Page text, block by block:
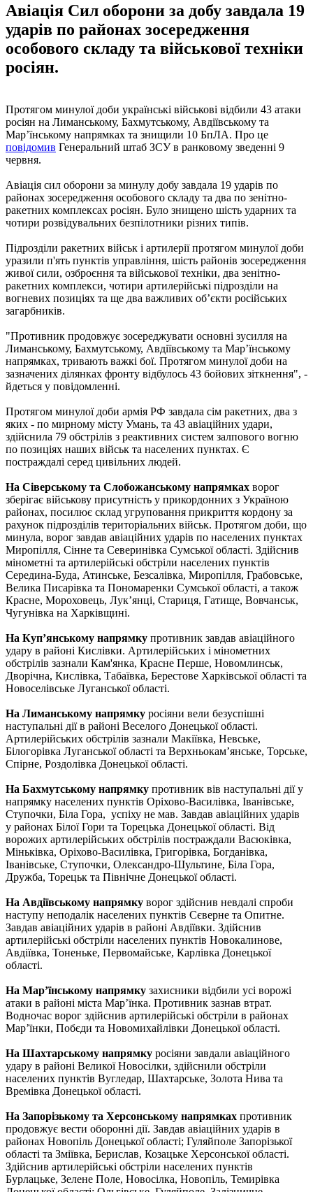
Авіація Сил оборони за добу завдала 19
ударів по районах зосередження
особового складу та військової техніки
росіян.
Протягом минулої доби українські військові відбили 43 атаки
росіян на Лиманському, Бахмутському, Авдіївському та
Мар’їнському напрямках та знищили 10 БпЛА. Про це
повідомив Генеральний штаб ЗСУ в ранковому зведенні 9
червня.
Авіація сил оборони за минулу добу завдала 19 ударів по
районах зосередження особового складу та два по зенітно-
ракетних комплексах росіян. Було знищено шість ударних та
чотири розвідувальних безпілотники різних типів.
Підрозділи ракетних військ і артилерії протягом минулої доби
уразили п'ять пунктів управління, шість районів зосередження
живої сили, озброєння та військової техніки, два зенітно-
ракетних комплекси, чотири артилерійські підрозділи на
вогневих позиціях та ще два важливих об’єкти російських
загарбників.
"Противник продовжує зосереджувати основні зусилля на
Лиманському, Бахмутському, Авдіївському та Мар’їнському
напрямках, тривають важкі бої. Протягом минулої доби на
зазначених ділянках фронту відбулось 43 бойових зіткнення", -
йдеться у повідомленні.
Протягом минулої доби армія РФ завдала сім ракетних, два з
яких - по мирному місту Умань, та 43 авіаційних удари,
здійснила 79 обстрілів з реактивних систем залпового вогню
по позиціях наших військ та населених пунктах. Є
постраждалі серед цивільних людей.
На Сіверському та Слобожанському напрямках ворог
зберігає військову присутність у прикордонних з Україною
районах, посилює склад угруповання прикриття кордону за
рахунок підрозділів територіальних військ. Протягом доби, що
минула, ворог завдав авіаційних ударів по населених пунктах
Миропілля, Сінне та Северинівка Сумської області. Здійснив
мінометні та артилерійські обстріли населених пунктів
Середина-Буда, Атинське, Безсалівка, Миропілля, Грабовське,
Велика Писарівка та Пономаренки Сумської області, а також
Красне, Мороховець, Лук’янці, Стариця, Гатище, Вовчанськ,
Чугунівка на Харківщині.
На Куп’янському напрямку противник завдав авіаційного
удару в районі Кислівки. Артилерійських і мінометних
обстрілів зазнали Кам'янка, Красне Перше, Новомлинськ,
Дворічна, Кислівка, Табаївка, Берестове Харківської області та
Новоселівське Луганської області.
На Лиманському напрямку росіяни вели безуспішні
наступальні дії в районі Веселого Донецької області.
Артилерійських обстрілів зазнали Макіївка, Невське,
Білогорівка Луганської області та Верхньокам’янське, Торське,
Спірне, Роздолівка Донецької області.
На Бахмутському напрямку противник вів наступальні дії у
напрямку населених пунктів Оріхово-Василівка, Іванівське,
Ступочки, Біла Гора, успіху не мав. Завдав авіаційних ударів
у районах Білої Гори та Торецька Донецької області. Від
ворожих артилерійських обстрілів постраждали Васюківка,
Міньківка, Оріхово-Василівка, Григорівка, Богданівка,
Іванівське, Ступочки, Олександро-Шультине, Біла Гора,
Дружба, Торецьк та Північне Донецької області.
На Авдіївському напрямку ворог здійснив невдалі спроби
наступу неподалік населених пунктів Сєверне та Опитне.
Завдав авіаційних ударів в районі Авдіївки. Здійснив
артилерійські обстріли населених пунктів Новокалинове,
Авдіївка, Тоненьке, Первомайське, Карлівка Донецької
області.
На Мар’їнському напрямку захисники відбили усі ворожі
атаки в районі міста Мар’їнка. Противник зазнав втрат.
Водночас ворог здійснив артилерійські обстріли в районах
Мар’їнки, Побєди та Новомихайлівки Донецької області.
На Шахтарському напрямку росіяни завдали авіаційного
удару в районі Великої Новосілки, здійснили обстріли
населених пунктів Вугледар, Шахтарське, Золота Нива та
Времівка Донецької області.
На Запорізькому та Херсонському напрямках противник
продовжує вести оборонні дії. Завдав авіаційних ударів в
районах Новопіль Донецької області; Гуляйполе Запорізької
області та Зміївка, Берислав, Козацьке Херсонської області.
Здійснив артилерійські обстріли населених пунктів
Бурлацьке, Зелене Поле, Новосілка, Новопіль, Темирівка